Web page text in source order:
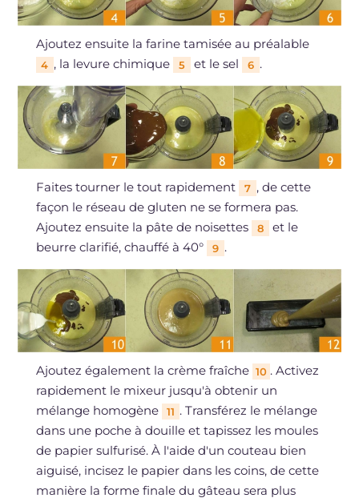
Ajoutez ensuite la farine tamisée au préalable
4 , la levure chimique 5 et le sel 6 .
Faites tourner le tout rapidement 7 , de cette
façon le réseau de gluten ne se formera pas.
Ajoutez ensuite la pâte de noisettes
8
et le
beurre clarifié, chauffé à 40°
9 .
Ajoutez également la crème fraîche 10 . Activez
rapidement le mixeur jusqu'à obtenir un
mélange homogène
11 . Transférez le mélange
dans une poche à douille et tapissez les moules
de papier sulfurisé. À l'aide d'un couteau bien
aiguisé, incisez le papier dans les coins, de cette
manière la forme finale du gâteau sera plus